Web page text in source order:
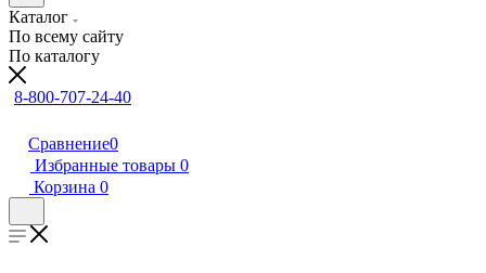
Каталог
По всему сайту
По каталогу
8-800-707-24-40
Сравнение0
Избранные товары 0
Корзина 0